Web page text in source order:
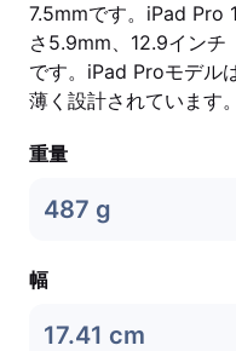
7.5mmです。iPad Pro
さ5.9mm、12.9イン
です。iPad Proモデル
薄く設計されています。
重量
487 g
幅
17.41 cm